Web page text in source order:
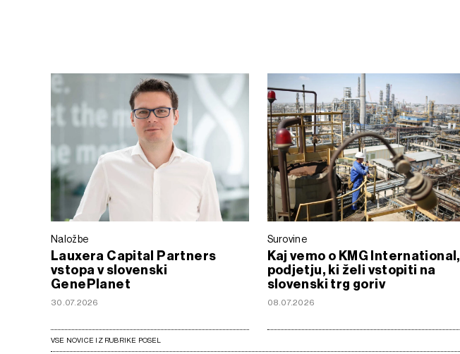
Naložbe
Lauxera Capital Partners
vstopa v slovenski
GenePlanet
30.07.2026
Surovine
Kaj vemo o KMG International,
podjetju, ki želi vstopiti na
slovenski trg goriv
08.07.2026
VSE NOVICE IZ RUBRIKE POSEL